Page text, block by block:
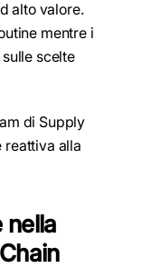
alto valore.
mentre i
scelte
di Supply
reattiva alla
nella